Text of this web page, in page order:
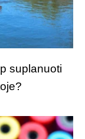
suplanuoti